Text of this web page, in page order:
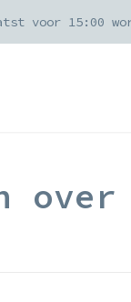
voor 15:00
over